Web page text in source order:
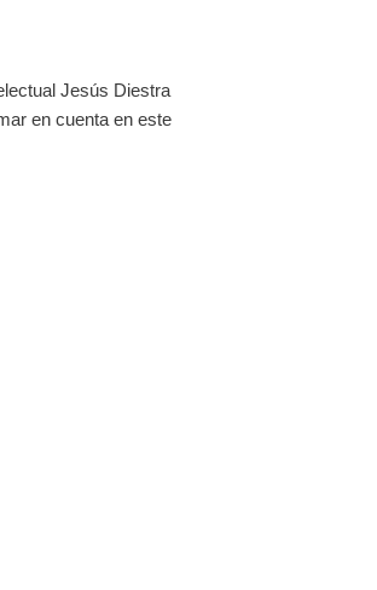
Jesús Diestra
en cuenta en este